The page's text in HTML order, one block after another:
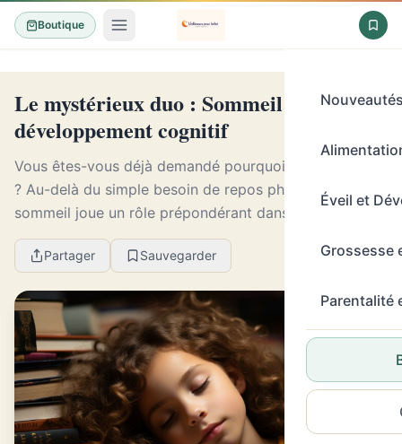
Boutique
Éveil et
Grossesse
Parentalité
Le mystérieux duo : Sommeil et
développement cognitif
Vous êtes-vous déjà demandé pourquoi nous dormons
? Au-delà du simple besoin de repos physique, le
sommeil joue un rôle prépondérant dans notre
développement cognitif. Dans cet article, nous allons
dé...Partager Sauvegarder